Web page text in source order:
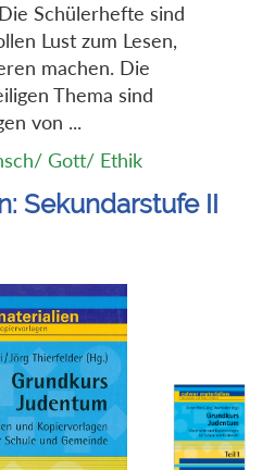
Schülerhefte sind
Lust zum Lesen,
machen. Die
Thema sind
von ...
Gott/ Ethik
Sekundarstufe II